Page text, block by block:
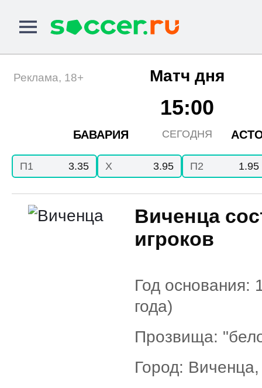
Матч дня
БАВАРИЯ
15:00
СЕГОДНЯ
Реклама, 18+
П1 3.35 X 3.95 П2 1.95
Виченца
игроков
Год основания:
года)
Прозвища:
Город: